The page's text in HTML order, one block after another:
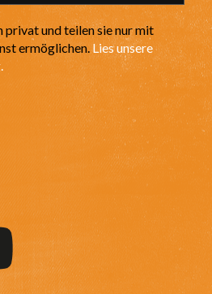
privat und teilen sie nur mit
ermöglichen. Lies unsere